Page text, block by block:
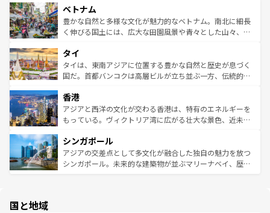
参照してほしい。
容にもいいと評判のスイーツなど、バラエティ豊かな料理
が味わえる。 なお、新着の台湾情報は コンテンツ一覧を参
照してほしい。
き、地方に足を延ばせば四季折々の自然美を楽しむことが
できる。そして、キムチや焼肉、絶品のストリートフード
まで、さまざまな韓国料理が待っている。夜には、韓国な
リティに包まれながら、韓国の多彩な魅力を心ゆくまで味
わってみてほしい。 なお、新着の韓国情報はコンテンツ一
覧を参照してほしい。
ベトナム
豊かな自然と多様な文化が魅力的なベトナム。南北に細長
く伸びる国土には、広大な田園風景や青々とした山々、世
急速な発展と共に伝統が息づく。ハノイの古い町並みやホ
ーチミン市のフランス統治時代の建物も、独特の雰囲気を
醸し出している。また、バラエティの豊かさとおいしさで
とつ。フォーやバインミー、ベトナムコーヒーなどは、ぜ
ひ現地で味わいたい。どの地域を訪れてもあたたかい人々
が旅行者を迎えてくれるので、きっと忘れられない旅にな
参照してほしい。
タイ
タイは、東南アジアに位置する豊かな自然と歴史が息づく
国だ。首都バンコクは高層ビルが立ち並ぶ一方、伝統的な
の活気が交差している。北部ではチェンマイなどの山岳地
帯で自然と触れ合い、南部ではプーケットやクラビの美し
いビーチでリゾート気分を楽しむことができる。タイ料理
激する。気候は一年中温暖で、どの季節にも異なる楽しみ
が待っている。親しみやすいタイの人々、仏教を中心とし
た文化、そして多様な観光資源が、訪れる旅人を魅了し続
香港
アジアと西洋の文化が交わる香港は、特有のエネルギーを
もっている。ヴィクトリア湾に広がる壮大な景色、近未来
み、どこを訪れても感動するはず。観光スポットが密集し
ており、効率よく見どころを回れるのも魅力。息をのむよ
うな絶景から文化的な体験まで、香港を存分に楽しみ尽く
シンガポール
アジアの交差点として多文化が融合した独自の魅力を放つ
シンガポール。未来的な建築物が並ぶマリーナベイ、歴史
国と地域